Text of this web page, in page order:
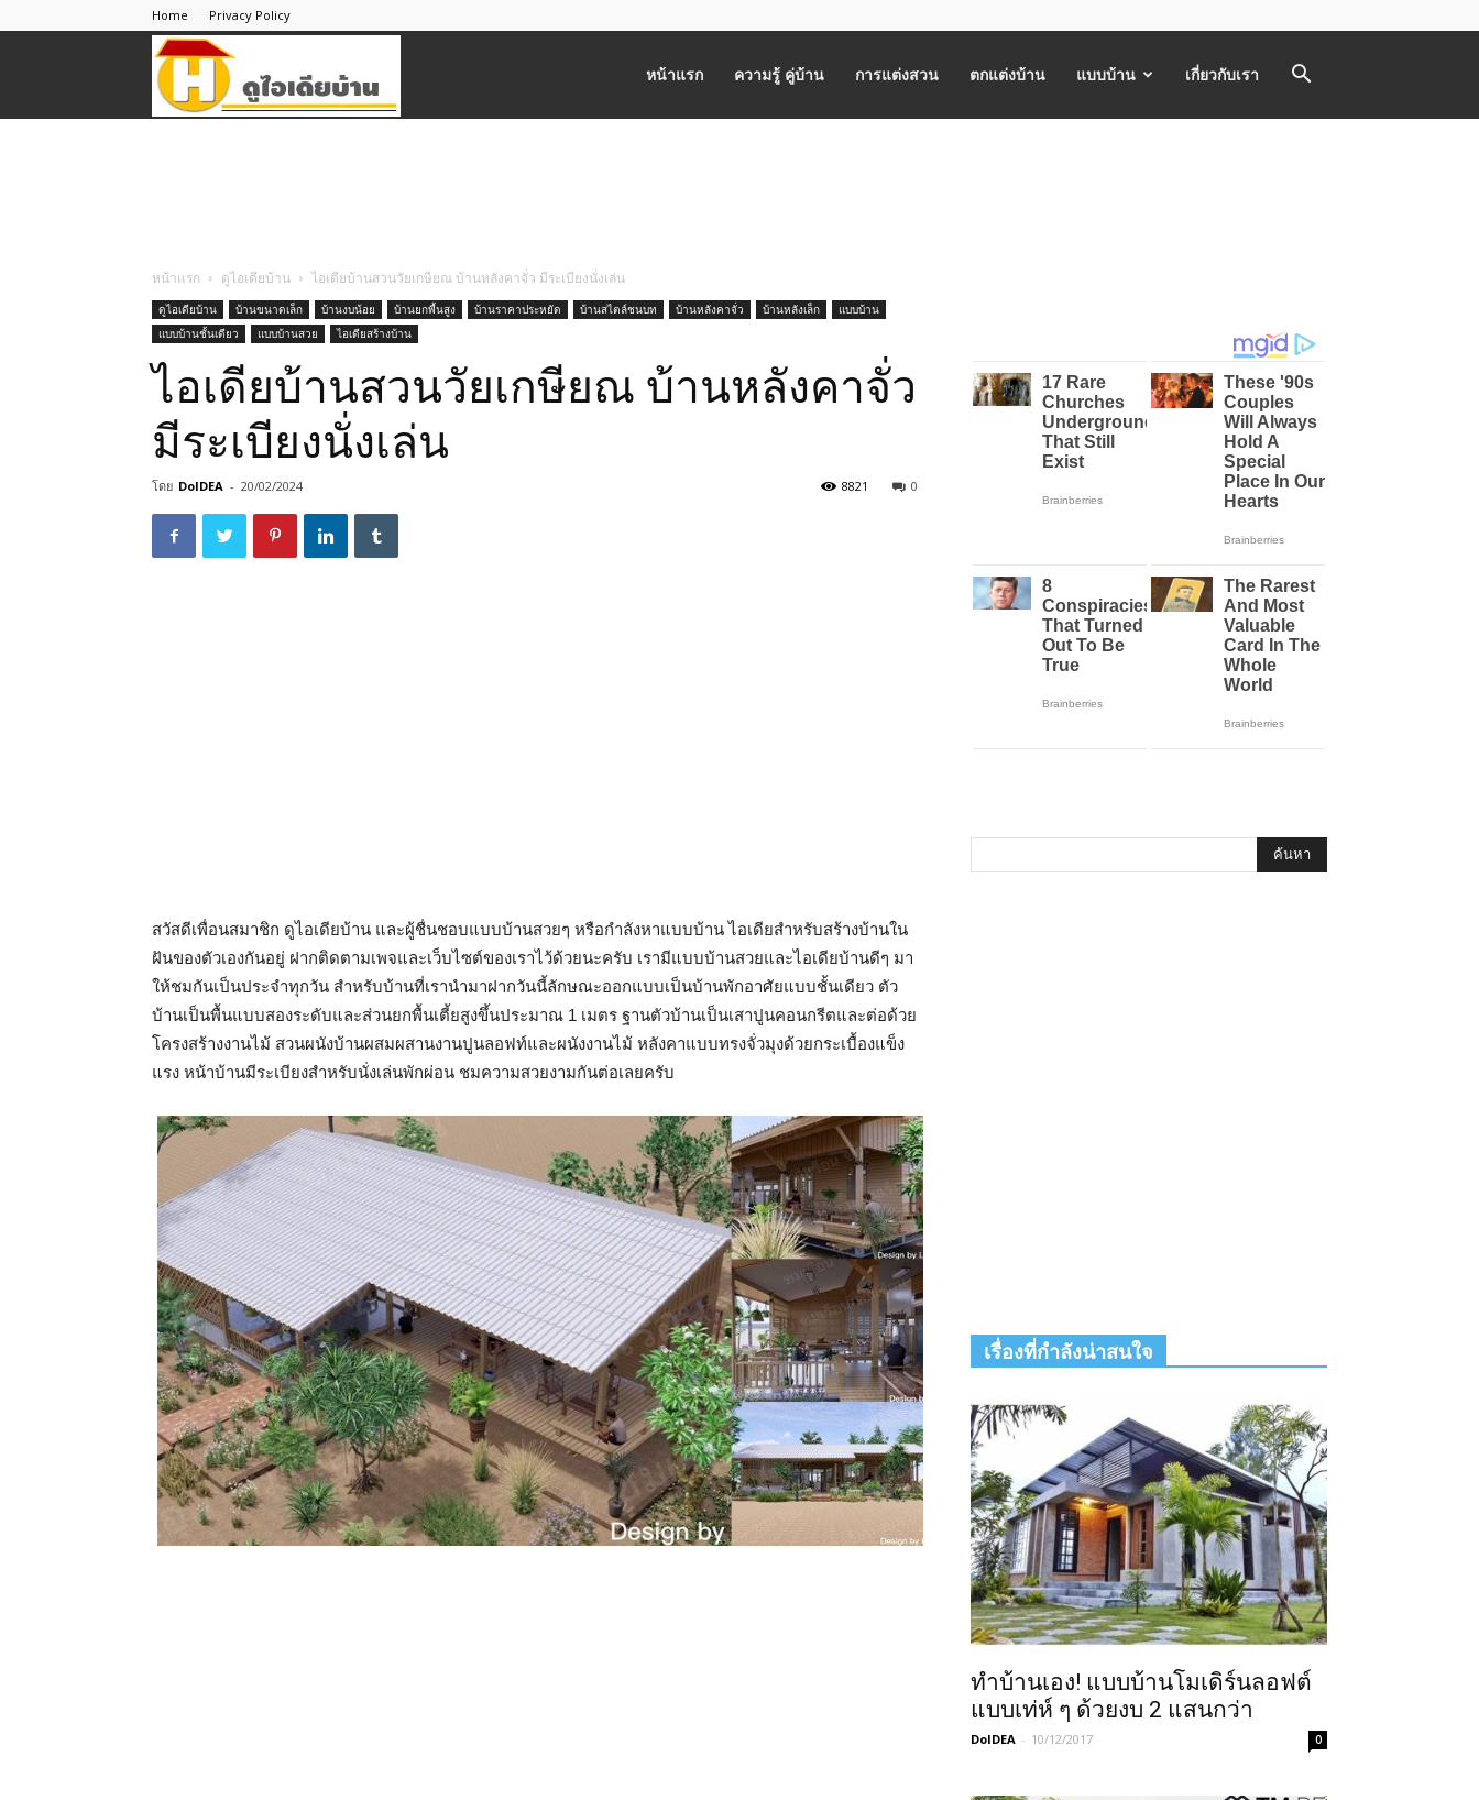
Home Privacy Policy
บ้าน
หน้าแรก ความรู้ คู่บ้าน การแต่งสวน ตกแต่งบ้าน แบบบ้าน เกี่ยวกับเรา
หน้าแรก ดูไอเดียบ้าน ไอเดียบ้านสวนวัยเกษียณ บ้านหลังคาจั่ว มีระเบียงนั่งเล่น
ดูไอเดียบ้าน บ้านขนาดเล็ก บ้านงบน้อย บ้านยกพื้นสูง บ้านราคาประหยัด บ้านสไตล์ชนบท บ้านหลังคาจั่ว บ้านหลังเล็ก
แบบบ้าน
แบบบ้านชั้นเดียว
แบบบ้านสวย ไอเดียสร้างบ้าน
ไอเดียบ้านสวนวัยเกษียณ บ้านหลังคาจั่ว
มีระเบียงนั่งเล่น
โดย DoIDEA - 20/02/2024 0
8821
สวัสดีเพื่อนสมาชิก ดูไอเดียบ้าน และผู้ชื่นชอบแบบบ้านสวยๆ หรือกำลังหาแบบบ้าน ไอเดียสำหรับสร้างบ้านใน
ฝันของตัวเองกันอยู่ ฝากติดตามเพจและเว็บไซต์ของเราไว้ด้วยนะครับ เรามีแบบบ้านสวยและไอเดียบ้านดีๆ มา
ให้ชมกันเป็นประจำทุกวัน สำหรับบ้านที่เรานำมาฝากวันนี้ลักษณะออกแบบเป็นบ้านพักอาศัยแบบชั้นเดียว ตัว
บ้านเป็นพื้นแบบสองระดับและส่วนยกพื้นเตี้ยสูงขึ้นประมาณ 1 เมตร ฐานตัวบ้านเป็นเสาปูนคอนกรีตและต่อด้วย
โครงสร้างงานไม้ สวนผนังบ้านผสมผสานงานปูนลอฟท์และผนังงานไม้ หลังคาแบบทรงจั่วมุงด้วยกระเบื้องแข็ง
แรง หน้าบ้านมีระเบียงสำหรับนั่งเล่นพักผ่อน ชมความสวยงามกันต่อเลยครับ
เรื่องที่กำลังน่าสนใจ
ทำบ้านเอง! แบบบ้านโมเดิร์นลอฟต์
แบบเท่ห์ ๆ ด้วยงบ 2 แสนกว่า
DoIDEA - 10/12/2017 0